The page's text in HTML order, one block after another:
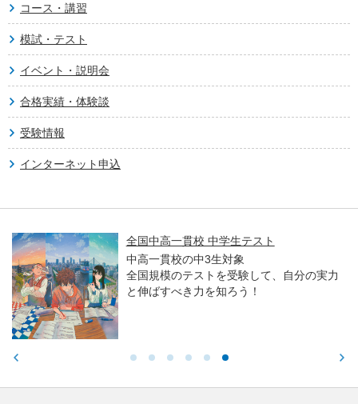
コース・講習
模試・テスト
イベント・説明会
合格実績・体験談
受験情報
インターネット申込
全国中高一貫校 中学生テスト
中高一貫校の中3生対象
全国規模のテストを受験して、自分の実力
と伸ばすべき力を知ろう！